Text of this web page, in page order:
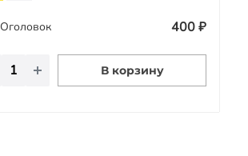
Оголовок 400 ₽
В корзину